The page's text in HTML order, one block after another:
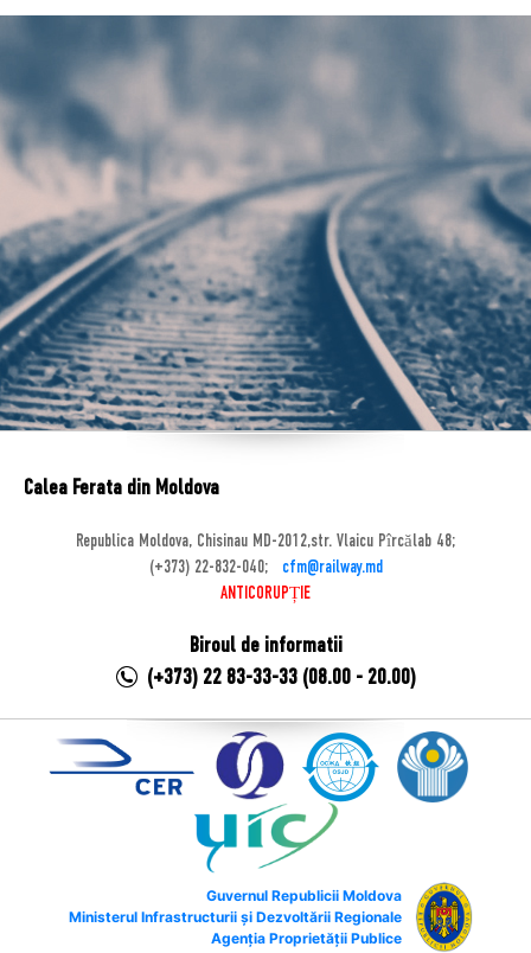
Calea Ferata din Moldova
Republica Moldova, Chisinau MD-2012,str. Vlaicu Pîrcălab 48;
(+373) 22-832-040;
cfm@railway.md
ANTICORUPȚIE
Biroul de informatii
(+373) 22 83-33-33 (08.00 - 20.00)
Guvernul Republicii Moldova
Ministerul Infrastructurii și Dezvoltării Regionale
Agenția Proprietății Publice